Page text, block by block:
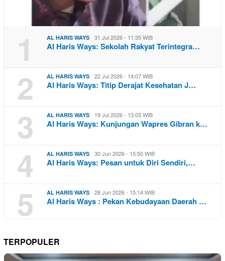
1 AL HARIS WAYS 31 Jul 2026 - 11:35 WIB
Al Haris Ways: Sekolah Rakyat Terintegra…
2 AL HARIS WAYS 22 Jul 2026 - 14:07 WIB
Al Haris Ways: Titip Derajat Kesehatan J…
3 AL HARIS WAYS 19 Jul 2026 - 13:03 WIB
Al Haris Ways: Kunjungan Wapres Gibran k…
4 AL HARIS WAYS 30 Jun 2026 - 15:50 WIB
Al Haris Ways: Pesan untuk Diri Sendiri,…
5 AL HARIS WAYS 28 Jun 2026 - 15:14 WIB
Al Haris Ways : Pekan Kebudayaan Daerah …
TERPOPULER